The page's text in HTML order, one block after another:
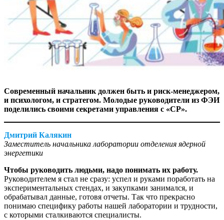
Современный начальник должен быть и риск-менеджером,
и психологом, и стратегом. Молодые руководители из ФЭИ
поделились своими секретами управления с «СР».
Дмитрий Калякин
Заместитель начальника лаборатории отделения ядерной
энергетики
Чтобы руководить людьми, надо понимать их работу.
Руководителем я стал не сразу: успел и руками поработать на
экспериментальных стендах, и закупками занимался, и
обрабатывал данные, готовя отчеты. Так что прекрасно
понимаю специфику работы нашей лаборатории и трудности,
с которыми сталкиваются специалисты.